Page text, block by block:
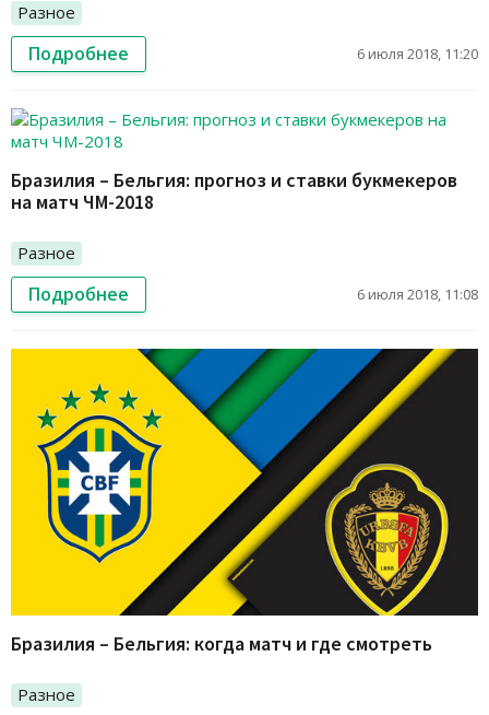
Разное
Подробнее 6 июля 2018, 11:20
Бразилия – Бельгия: прогноз и ставки букмекеров
на матч ЧМ-2018
Разное
Подробнее 6 июля 2018, 11:08
Бразилия – Бельгия: когда матч и где смотреть
Разное